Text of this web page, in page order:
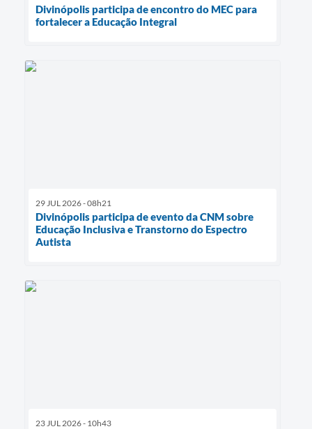
Divinópolis participa de encontro do MEC para
fortalecer a Educação Integral
29 JUL 2026 - 08h21
Divinópolis participa de evento da CNM sobre
Educação Inclusiva e Transtorno do Espectro
Autista
23 JUL 2026 - 10h43